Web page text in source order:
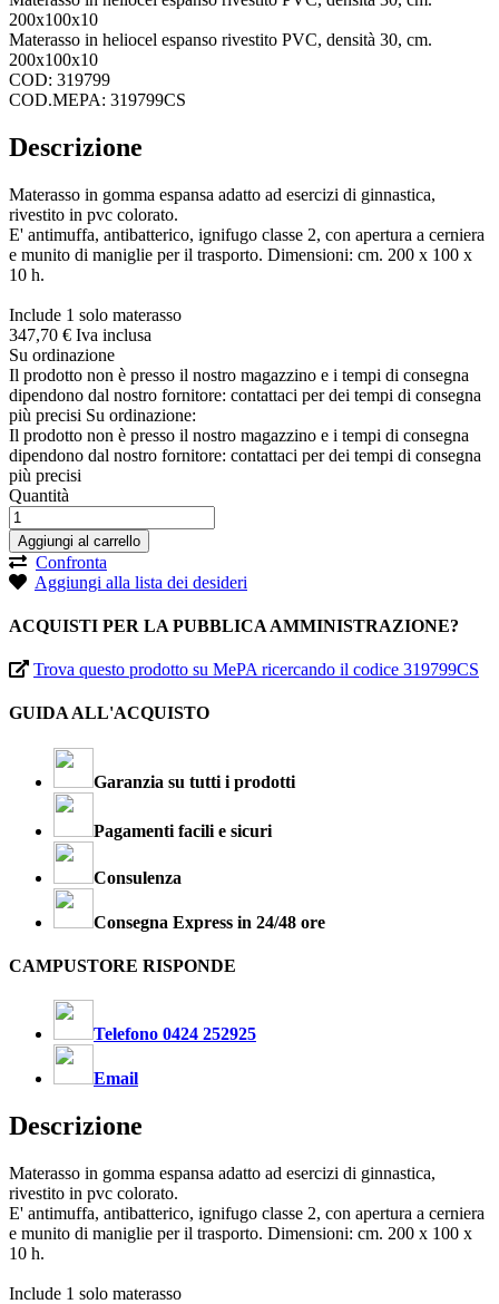
200x100x10
Materasso in heliocel espanso rivestito PVC, densità 30, cm.
200x100x10
COD: 319799
COD.MEPA: 319799CS
Descrizione
Materasso in gomma espansa adatto ad esercizi di ginnastica,
rivestito in pvc colorato.
E' antimuffa, antibatterico, ignifugo classe 2, con apertura a cerniera
e munito di maniglie per il trasporto. Dimensioni: cm. 200 x 100 x
10 h.
Include 1 solo materasso
347,70 € Iva inclusa
Su ordinazione
Il prodotto non è presso il nostro magazzino e i tempi di consegna
dipendono dal nostro fornitore: contattaci per dei tempi di consegna
più precisi Su ordinazione:
Il prodotto non è presso il nostro magazzino e i tempi di consegna
dipendono dal nostro fornitore: contattaci per dei tempi di consegna
più precisi
Quantità
Aggiungi al carrello
Confronta
Aggiungi alla lista dei desideri
ACQUISTI PER LA PUBBLICA AMMINISTRAZIONE?
Trova questo prodotto su MePA ricercando il codice 319799CS
GUIDA ALL'ACQUISTO
Garanzia su tutti i prodotti
Pagamenti facili e sicuri
Consulenza
Consegna Express in 24/48 ore
CAMPUSTORE RISPONDE
Telefono 0424 252925
Email
Descrizione
Materasso in gomma espansa adatto ad esercizi di ginnastica,
rivestito in pvc colorato.
E' antimuffa, antibatterico, ignifugo classe 2, con apertura a cerniera
e munito di maniglie per il trasporto. Dimensioni: cm. 200 x 100 x
10 h.
Include 1 solo materasso